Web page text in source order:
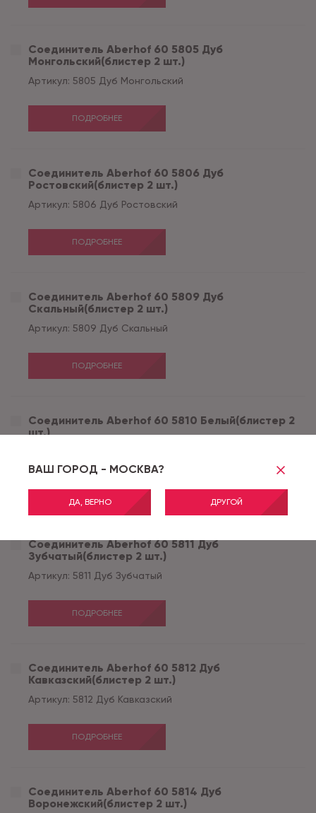
ВАШ ГОРОД - МОСКВА?
ДА, ВЕРНО ДРУГОЙ
Соединитель Aberhof 60 5805 Дуб
Монгольский(блистер 2 шт.)
Артикул: 5805 Дуб Монгольский
ПОДРОБНЕЕ
Соединитель Aberhof 60 5806 Дуб
Ростовский(блистер 2 шт.)
Артикул: 5806 Дуб Ростовский
ПОДРОБНЕЕ
Соединитель Aberhof 60 5809 Дуб
Скальный(блистер 2 шт.)
Артикул: 5809 Дуб Скальный
ПОДРОБНЕЕ
Соединитель Aberhof 60 5810 Белый(блистер 2
шт.)
ПОДРОБНЕЕ
Соединитель Aberhof 60 5811 Дуб
Зубчатый(блистер 2 шт.)
Артикул: 5811 Дуб Зубчатый
ПОДРОБНЕЕ
Соединитель Aberhof 60 5812 Дуб
Кавказский(блистер 2 шт.)
Артикул: 5812 Дуб Кавказский
ПОДРОБНЕЕ
Соединитель Aberhof 60 5814 Дуб
Воронежский(блистер 2 шт.)